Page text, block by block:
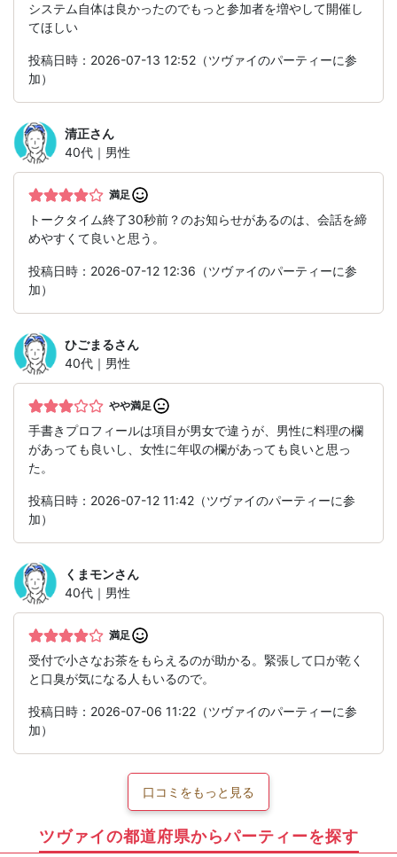
システム自体は良かったのでもっと参加者を増やして開催し
てほしい
投稿日時：2026-07-13 12:52（ツヴァイのパーティーに参
加）
清正さん
40代｜男性
満足
トークタイム終了30秒前？のお知らせがあるのは、会話を締
めやすくて良いと思う。
投稿日時：2026-07-12 12:36（ツヴァイのパーティーに参
加）
ひごまるさん
40代｜男性
やや満足
手書きプロフィールは項目が男女で違うが、男性に料理の欄
があっても良いし、女性に年収の欄があっても良いと思っ
た。
投稿日時：2026-07-12 11:42（ツヴァイのパーティーに参
加）
くまモンさん
40代｜男性
満足
受付で小さなお茶をもらえるのが助かる。緊張して口が乾く
と口臭が気になる人もいるので。
投稿日時：2026-07-06 11:22（ツヴァイのパーティーに参
加）
口コミをもっと見る
ツヴァイの都道府県からパーティーを探す